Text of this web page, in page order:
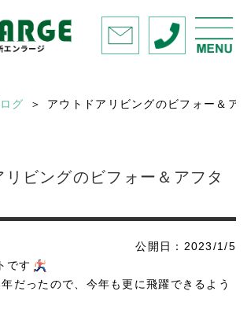
グ アウトドアリビングのビフォー＆ア
リビングのビフォー＆アフタ
公開日：2023/1/5
です
だったので、今年も更に飛躍できるよう